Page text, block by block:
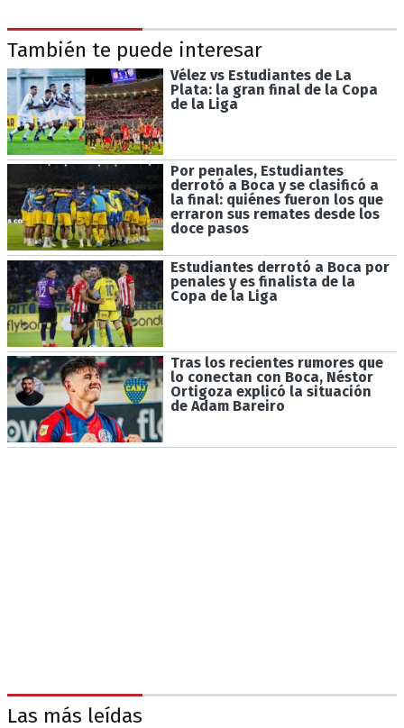
También te puede interesar
Vélez vs Estudiantes de La
Plata: la gran final de la Copa
de la Liga
Por penales, Estudiantes
derrotó a Boca y se clasificó a
la final: quiénes fueron los que
erraron sus remates desde los
doce pasos
Estudiantes derrotó a Boca por
penales y es finalista de la
Copa de la Liga
Tras los recientes rumores que
lo conectan con Boca, Néstor
Ortigoza explicó la situación
de Adam Bareiro
Las más leídas